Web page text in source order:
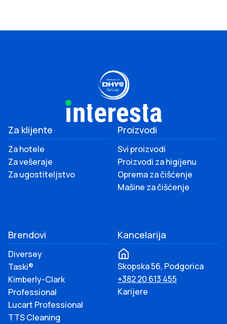
Za klijente
Za hotele
Za vešeraje
Za ugostiteljstvo
Proizvodi
Svi proizvodi
Proizvodi za higijenu
Oprema za čišćenje
Mašine za čišćenje
Brendovi
Diversey
Taski®
Kimberly-Clark
Professional
Lucart Professional
TTS Cleaning
Kancelarija
Skopska 56, Podgorica
+382 20 613 455
Karijere